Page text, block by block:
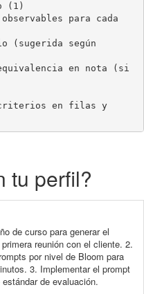
(1)
para cada
(sugerida según
en nota (si
criterios en filas y
tu perfil?
de curso para generar el
reunión con el cliente. 2.
por nivel de Bloom para
3. Implementar el prompt
de evaluación.